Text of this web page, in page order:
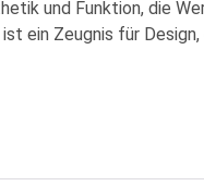
und Funktion, die
ein Zeugnis für